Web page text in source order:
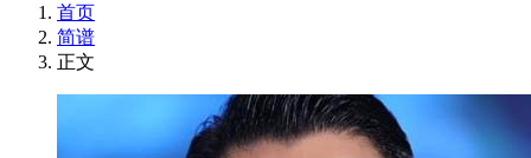
首页
简谱
正文